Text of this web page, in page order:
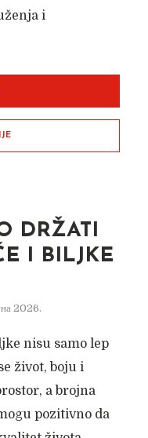
i
DRŽATI
I BILJKE
2026.
nisu samo lep
život, boju i
a brojna
pozitivno da